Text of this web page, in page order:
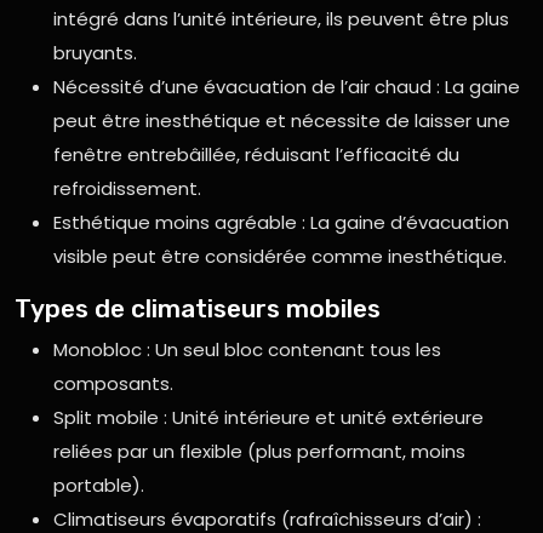
intégré dans l’unité intérieure, ils peuvent être plus
bruyants.
Nécessité d’une évacuation de l’air chaud : La gaine
peut être inesthétique et nécessite de laisser une
fenêtre entrebâillée, réduisant l’efficacité du
refroidissement.
Esthétique moins agréable : La gaine d’évacuation
visible peut être considérée comme inesthétique.
Types de climatiseurs mobiles
Monobloc : Un seul bloc contenant tous les
composants.
Split mobile : Unité intérieure et unité extérieure
reliées par un flexible (plus performant, moins
portable).
Climatiseurs évaporatifs (rafraîchisseurs d’air) :